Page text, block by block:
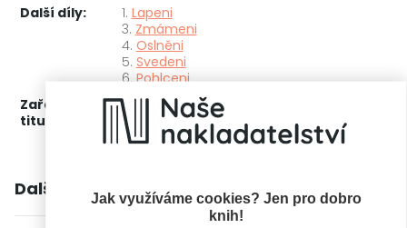
Jak využíváme cookies? Jen pro dobro
knih!
Další díly: 1. Lapeni
3. Zmámeni
4. Oslněni
5. Svedeni
6. Pohlceni
Zařažení
titulu:
Kategorie >Erotické romány
Dark romance
Další knihy autora